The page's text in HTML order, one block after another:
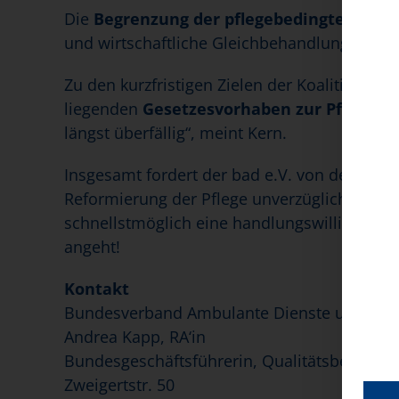
Die Begrenzung der pflegebedingten
und wirtschaftliche Gleichbehandlung von
Zu den kurzfristigen Zielen der
liegenden Gesetzesvorhaben zur
längst überfällig“, meint Kern.
Insgesamt fordert der bad e.V. von der
Reformierung der Pflege unverzüglich in
schnellstmöglich eine handlungswillige
angeht!
Kontakt
Bundesverband Ambulante Dienste und
Andrea Kapp, RA‘in
Bundesgeschäftsführerin,
Zweigertstr. 50